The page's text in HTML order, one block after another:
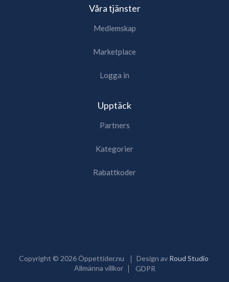
Våra tjänster
Medlemskap
Marketplace
Logga in
Upptäck
Partners
Kategorier
Rabattkoder
Copyright © 2026Öppettider.nu Design av Roud Studio
Allmänna villkor
GDPR